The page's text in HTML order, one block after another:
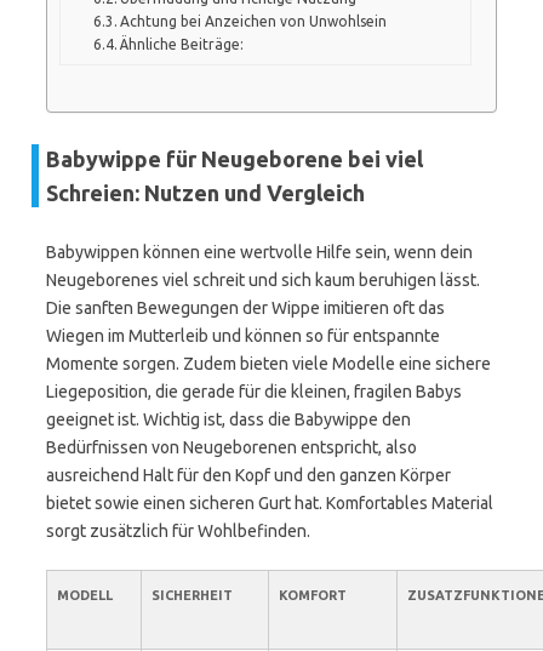
Achtung bei Anzeichen von Unwohlsein
Ähnliche Beiträge:
Babywippe für Neugeborene bei viel
Schreien: Nutzen und Vergleich
Babywippen können eine wertvolle Hilfe sein, wenn dein
Neugeborenes viel schreit und sich kaum beruhigen lässt.
Die sanften Bewegungen der Wippe imitieren oft das
Wiegen im Mutterleib und können so für entspannte
Momente sorgen. Zudem bieten viele Modelle eine sichere
Liegeposition, die gerade für die kleinen, fragilen Babys
geeignet ist. Wichtig ist, dass die Babywippe den
Bedürfnissen von Neugeborenen entspricht, also
ausreichend Halt für den Kopf und den ganzen Körper
bietet sowie einen sicheren Gurt hat. Komfortables Material
sorgt zusätzlich für Wohlbefinden.
MODELL SICHERHEIT KOMFORT